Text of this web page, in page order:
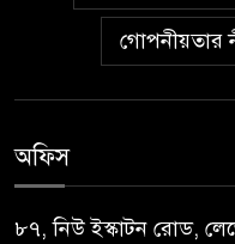
গোপনীয়তার
অফিস
৮৭, নিউ ইস্কাটন রোড,